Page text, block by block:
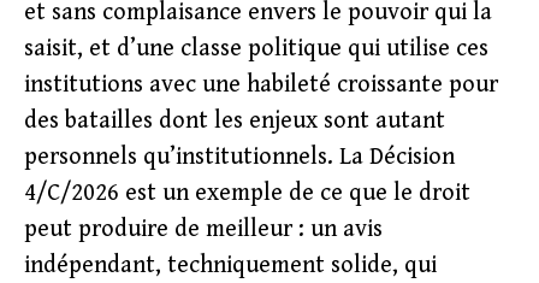
et sans complaisance envers le pouvoir qui la
saisit, et d’une classe politique qui utilise ces
institutions avec une habileté croissante pour
des batailles dont les enjeux sont autant
personnels qu’institutionnels. La Décision
4/C/2026 est un exemple de ce que le droit
peut produire de meilleur : un avis
indépendant, techniquement solide, qui